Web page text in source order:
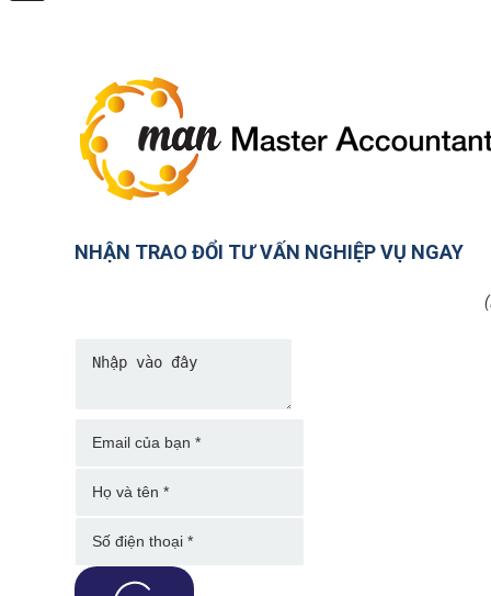
NHẬN TRAO ĐỔI TƯ VẤN NGHIỆP VỤ NGAY